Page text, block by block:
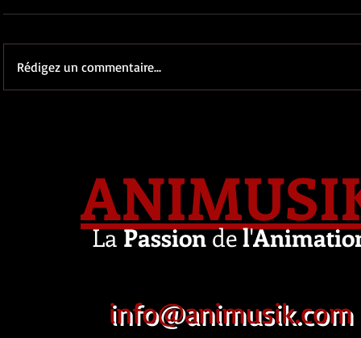
Rédigez un commentaire...
LaPassiondel'
info@animusik.com